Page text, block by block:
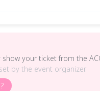
your ticket from the
by the event organizer.